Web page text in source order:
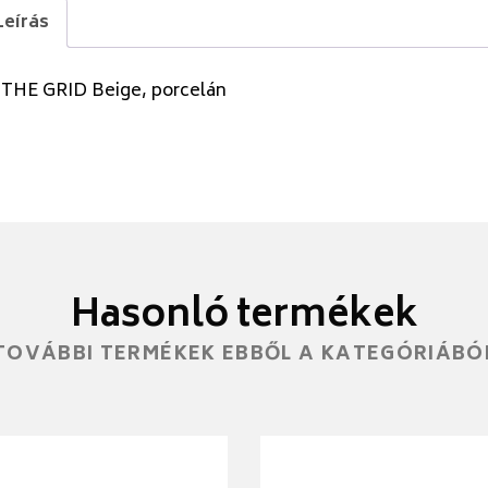
GRID Beige, porcelán
Hasonló termékek
TERMÉKEK EBBŐL A